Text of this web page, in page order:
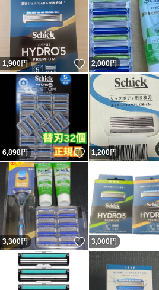
1,900円 いいね！
2,000円
6,898円 いいね！
1,200円
3,300円 いいね！
3,000 円